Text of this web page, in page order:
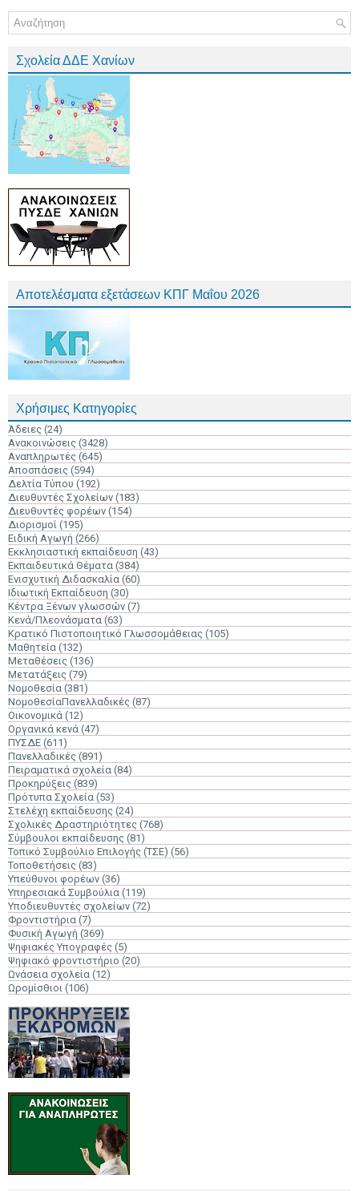
Σχολεία ΔΔΕ Χανίων
Αποτελέσματα εξετάσεων ΚΠΓ Μαΐου 2026
Χρήσιμες Κατηγορίες
Άδειες (24)
Ανακοινώσεις (3428)
Αναπληρωτές (645)
Αποσπάσεις (594)
Δελτία Τύπου (192)
Διευθυντές Σχολείων (183)
Διευθυντές φορέων (154)
Διορισμοί (195)
Ειδική Αγωγή (266)
Εκκλησιαστική εκπαίδευση (43)
Εκπαιδευτικά Θέματα (384)
Ενισχυτική Διδασκαλία (60)
Ιδιωτική Εκπαίδευση (30)
Κέντρα Ξένων γλωσσών (7)
Κενά/Πλεονάσματα (63)
Κρατικό Πιστοποιητικό Γλωσσομάθειας (105)
Μαθητεία (132)
Μεταθέσεις (136)
Μετατάξεις (79)
Νομοθεσία (381)
ΝομοθεσίαΠανελλαδικές (87)
Οικονομικά (12)
Οργανικά κενά (47)
ΠΥΣΔΕ (611)
Πανελλαδικές (891)
Πειραματικά σχολεία (84)
Προκηρύξεις (839)
Πρότυπα Σχολεία (53)
Στελέχη εκπαίδευσης (24)
Σχολικές Δραστηριότητες (768)
Σύμβουλοι εκπαίδευσης (81)
Τοπικό Συμβούλιο Επιλογής (ΤΣΕ) (56)
Τοποθετήσεις (83)
Υπεύθυνοι φορέων (36)
Υπηρεσιακά Συμβούλια (119)
Υποδιευθυντές σχολείων (72)
Φροντιστήρια (7)
Φυσική Αγωγή (369)
Ψηφιακές Υπογραφές (5)
Ψηφιακό φροντιστήριο (20)
Ωνάσεια σχολεία (12)
Ωρομίσθιοι (106)